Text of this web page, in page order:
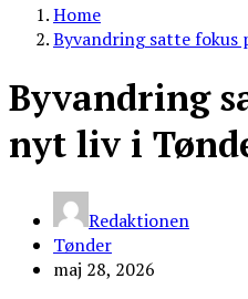
Home
Byvandring satte fokus
Byvandring
nyt liv i
Redaktionen
Tønder
maj 28, 2026